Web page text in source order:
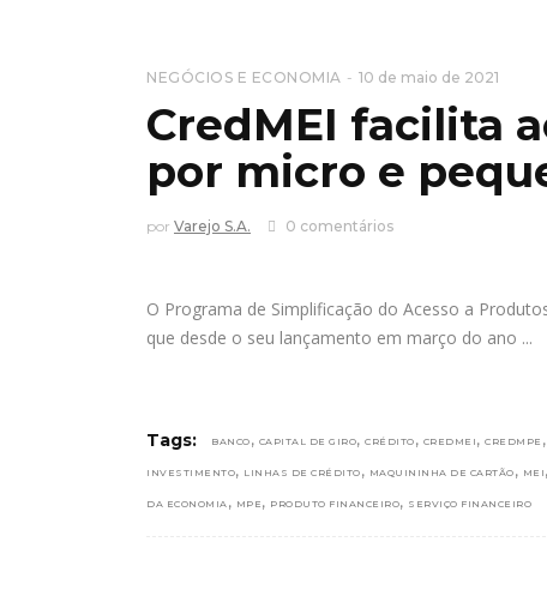
NEGÓCIOS E ECONOMIA 10 de maio de 2021
CredMEI facilita
por micro e
por Varejo S.A. 0 comentários
O Programa de Simplificação do Acesso a
que desde o seu lançamento em março do ano
Tags: BANCO , CAPITAL DE GIRO, CRÉDITO , CREDMEI , CREDMPE ,
INVESTIMENTO, LINHAS DE CRÉDITO , MAQUININHA DE CARTÃO , MEI ,
DA ECONOMIA , MPE , PRODUTO FINANCEIRO, SERVIÇO FINANCEIRO